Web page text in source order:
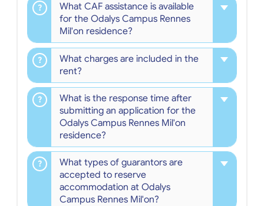
What CAF assistance is available
for the Odalys Campus Rennes
Mil'on residence?
What charges are included in the
rent?
What is the response time after
submitting an application for the
Odalys Campus Rennes Mil'on
residence?
What types of guarantors are
accepted to reserve
accommodation at Odalys
Campus Rennes Mil'on?